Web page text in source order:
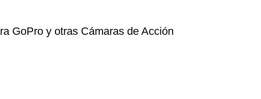
GoPro y otras Cámaras de Acción